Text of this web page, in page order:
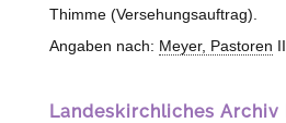
Thimme (Versehungsauftrag).
Angaben nach: Meyer, Pastoren
Landeskirchliches Archiv